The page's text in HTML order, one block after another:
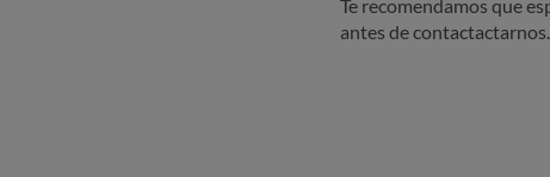
Te recomendamos que
antes de contactactarnos.